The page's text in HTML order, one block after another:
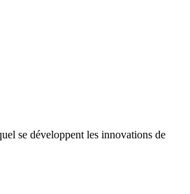
se développent les innovations de